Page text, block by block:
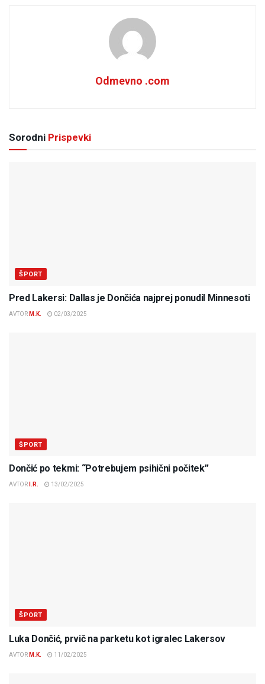
Odmevno .com
Sorodni Prispevki
ŠPORT
Pred Lakersi: Dallas je Dončića najprej ponudil Minnesoti
AVTOR M.K. 02/03/2025
ŠPORT
Dončić po tekmi: “Potrebujem psihični počitek”
AVTOR I.R. 13/02/2025
ŠPORT
Luka Dončić, prvič na parketu kot igralec Lakersov
AVTOR M.K. 11/02/2025